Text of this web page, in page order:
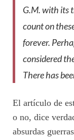
G.M. with its
count on
forever.
considered
There has
El artículo de
o no, dice
absurdas